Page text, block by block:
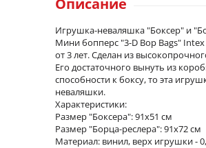
Описание
Игрушка-неваляшка "Боксер" и
Мини бопперс "3-D Bop Bags"
от 3 лет. Cделан из
Его достаточного вынуть из
способности к боксу, то эта
неваляшки.
Характеристики:
Размер "Боксера": 91х51 см
Размер "Борца-реслера": 91х72 см
Материал: винил, верх игрушки -